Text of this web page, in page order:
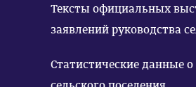
Тексты официальных
заявлений руководства
Статистические данные